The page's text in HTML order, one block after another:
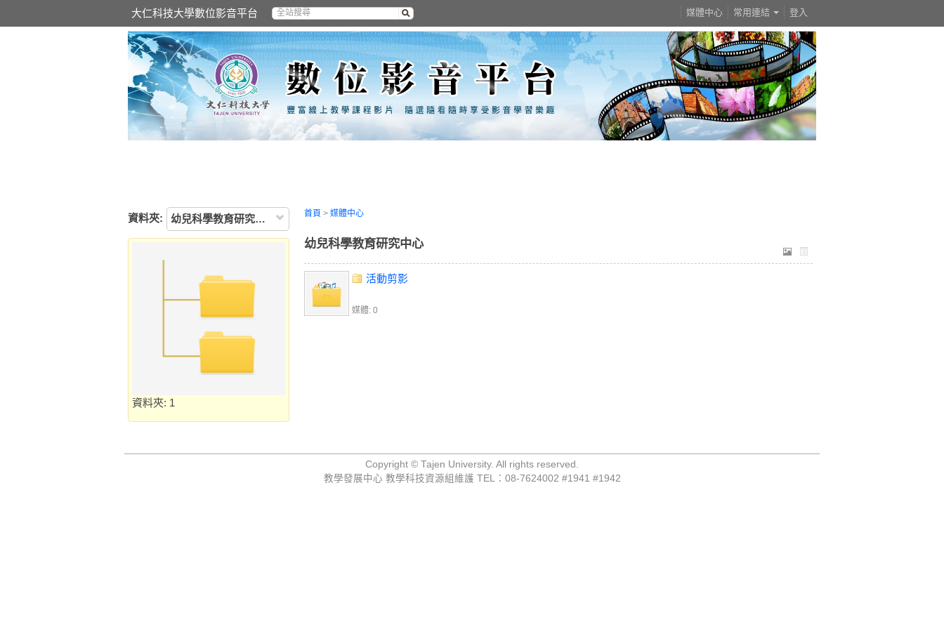
大仁科技大學數位影音平台 登入
媒體中心 常用連結
資料夾: 幼兒科學教育研究中心
資料夾: 1
首頁 > 媒體中心
幼兒科學教育研究中心
活動剪影
媒體: 0
Copyright © Tajen University. All rights reserved.
教學發展中心 教學科技資源組維護 TEL：08-7624002 #1941 #1942